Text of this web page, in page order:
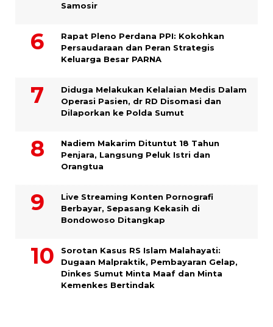
Samosir
Rapat Pleno Perdana PPI: Kokohkan
Persaudaraan dan Peran Strategis
Keluarga Besar PARNA
Diduga Melakukan Kelalaian Medis Dalam
Operasi Pasien, dr RD Disomasi dan
Dilaporkan ke Polda Sumut
​Nadiem Makarim Dituntut 18 Tahun
Penjara, Langsung Peluk Istri dan
Orangtua
Live Streaming Konten Pornografi
Berbayar, Sepasang Kekasih di
Bondowoso Ditangkap
Sorotan Kasus RS Islam Malahayati:
Dugaan Malpraktik, Pembayaran Gelap,
Dinkes Sumut Minta Maaf dan Minta
Kemenkes Bertindak